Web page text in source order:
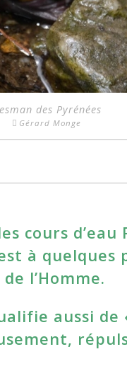
des Pyrénées
Gérard Monge
cours d’eau
à quelques
l’Homme.
aussi